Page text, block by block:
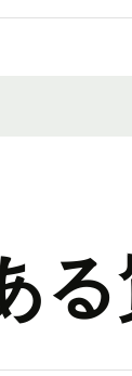
る